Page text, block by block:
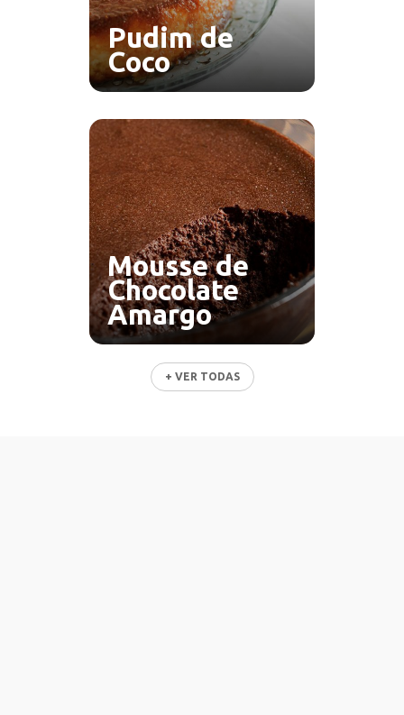
Pudim de
Coco
Mousse de
Chocolate
Amargo
+ VER TODAS